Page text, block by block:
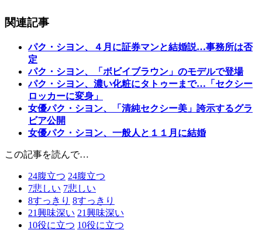
関連記事
パク・シヨン、４月に証券マンと結婚説…事務所は否
定
パク・シヨン、「ボビイブラウン」のモデルで登場
パク・シヨン、濃い化粧にタトゥーまで…「セクシー
ロッカーに変身」
女優パク・シヨン、「清純セクシー美」誇示するグラ
ビア公開
女優パク・シヨン、一般人と１１月に結婚
この記事を読んで…
24腹立つ 24腹立つ
7悲しい 7悲しい
8すっきり 8すっきり
21興味深い 21興味深い
10役に立つ 10役に立つ